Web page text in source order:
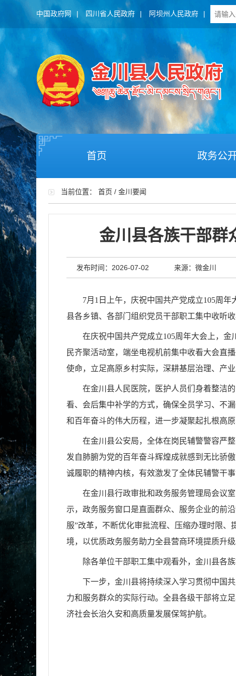
中国政府网 | 四川省人民政府 | 阿坝州人民政府 |
首页 政务公
当前位置： 首页 / 金川要闻
金川县各族干部群
发布时间：2026-07-02 来源：微金川
7月 1 日上午，庆祝中国共产党成立105周年
县各乡镇、各部门组织党员干部职工集中收听
在庆祝中国共产党成立105周年大会上，金
民齐聚活动室，端坐电视机前集中收看大会直
使命，立足高原乡村实际，深耕基层治理、产
在金川县人民医院，医护人员们身着整洁
看、会后集中补学的方式，确保全员学习、不
和百年奋斗的伟大历程，进一步凝聚起扎根高原
在金川县公安局，全体在岗民辅警警容严
发自肺腑为党的百年奋斗辉煌成就感到无比骄
诚履职的精神内核，有效激发了全体民辅警干
在金川县行政审批和政务服务管理局会议室
示，政务服务窗口是直面群众、服务企业的前
服”改革，不断优化审批流程、压缩办理时限
境，以优质政务服务助力全县营商环境提质升级
除各单位干部职工集中观看外，金川县各
下一步，金川县将持续深入学习贯彻中国
力和服务群众的实际行动。全县各级干部将立
济社会长治久安和高质量发展保驾护航。